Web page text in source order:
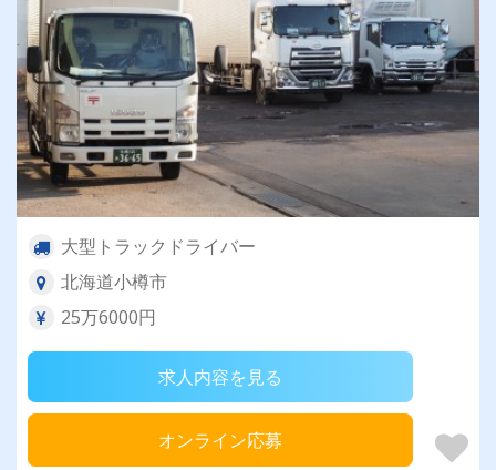
大型トラックドライバー
北海道小樽市
25万6000円
求人内容を見る
オンライン応募